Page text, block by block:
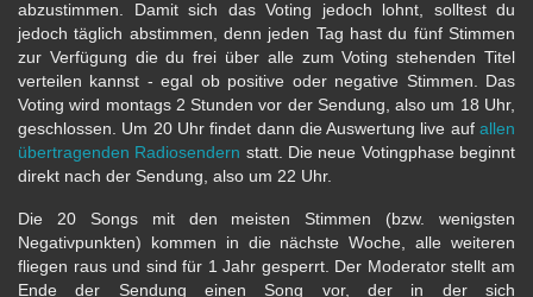
abzustimmen. Damit sich das Voting jedoch lohnt, solltest du
jedoch täglich abstimmen, denn jeden Tag hast du fünf Stimmen
zur Verfügung die du frei über alle zum Voting stehenden Titel
verteilen kannst - egal ob positive oder negative Stimmen. Das
Voting wird montags 2 Stunden vor der Sendung, also um 18 Uhr,
geschlossen. Um 20 Uhr findet dann die Auswertung live auf allen
übertragenden Radiosendern statt. Die neue Votingphase beginnt
direkt nach der Sendung, also um 22 Uhr.
Die 20 Songs mit den meisten Stimmen (bzw. wenigsten
Negativpunkten) kommen in die nächste Woche, alle weiteren
fliegen raus und sind für 1 Jahr gesperrt. Der Moderator stellt am
Ende der Sendung einen Song vor, der in der sich